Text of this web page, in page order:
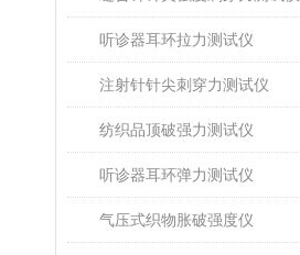
听诊器耳环拉力测试仪
注射针针尖刺穿力测试仪
纺织品顶破强力测试仪
听诊器耳环弹力测试仪
气压式织物胀破强度仪